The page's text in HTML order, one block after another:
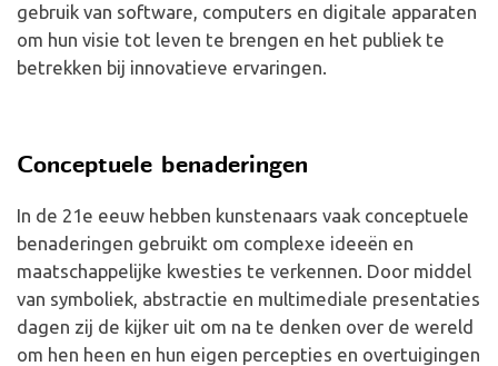
gebruik van software, computers en digitale apparaten
om hun visie tot leven te brengen en het publiek te
betrekken bij innovatieve ervaringen.
Conceptuele benaderingen
In de 21e eeuw hebben kunstenaars vaak conceptuele
benaderingen gebruikt om complexe ideeën en
maatschappelijke kwesties te verkennen. Door middel
van symboliek, abstractie en multimediale presentaties
dagen zij de kijker uit om na te denken over de wereld
om hen heen en hun eigen percepties en overtuigingen